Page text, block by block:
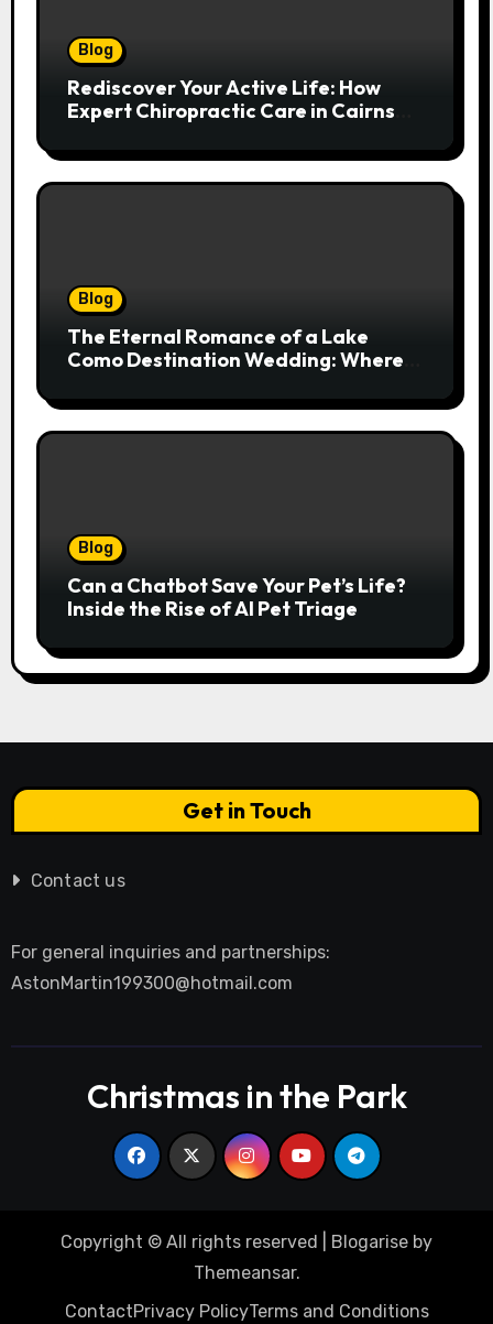
Blog
Rediscover Your Active Life: How
Expert Chiropractic Care in Cairns
Blog
The Eternal Romance of a Lake
Como Destination Wedding: Where
Serenity
Blog
Can a Chatbot Save Your Pet’s Life?
Inside the Rise of AI Pet Triage
Get in Touch
Contact us
For general inquiries and partnerships:
AstonMartin199300@hotmail.com
Christmas in the Park
Copyright © All rights reserved Blogarise by
Themeansar.
ContactPrivacy PolicyTerms and Conditions